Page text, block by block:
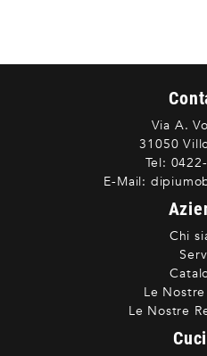
Via A.
31050
Tel:
E-Mail:
Chi
Le
Le Nostre